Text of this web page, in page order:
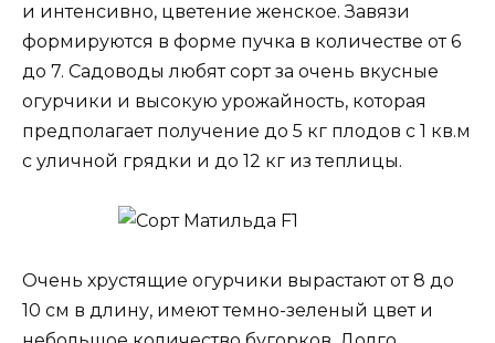
и интенсивно, цветение женское. Завязи
формируются в форме пучка в количестве от 6
до 7. Садоводы любят сорт за очень вкусные
огурчики и высокую урожайность, которая
предполагает получение до 5 кг плодов с 1 кв.м
с уличной грядки и до 12 кг из теплицы.
Очень хрустящие огурчики вырастают от 8 до
10 см в длину, имеют темно-зеленый цвет и